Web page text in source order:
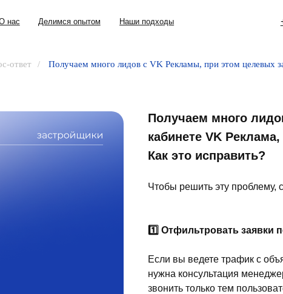
+7 (343) 302-
Наши подходы
Делимся опытом
ответ / Получаем много лидов с VK Рекламы, при этом целевых
Получаем много
кабинете VK
Как это исправить?
Чтобы решить эту проблему,
1️⃣ Отфильтровать заявки
Если вы ведете трафик с
нужна консультация
звонить только тем